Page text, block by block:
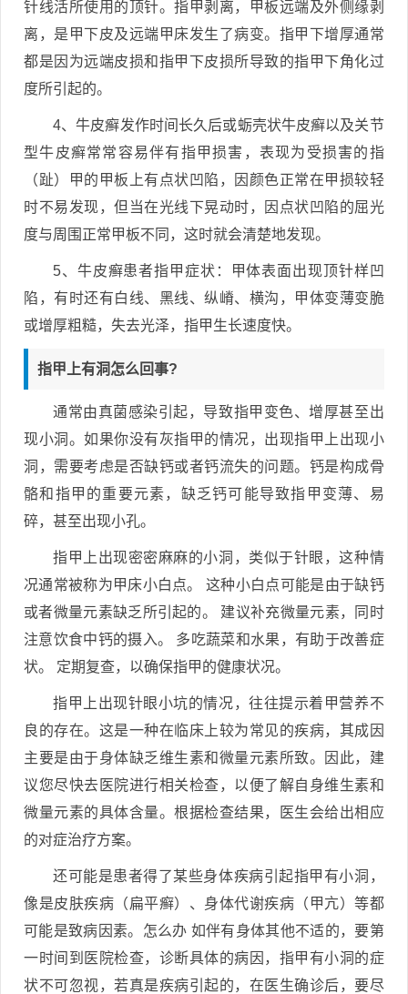
针线活所使用的顶针。指甲剥离，甲板远端及外侧缘剥
离，是甲下皮及远端甲床发生了病变。指甲下增厚通常
都是因为远端皮损和指甲下皮损所导致的指甲下角化过
度所引起的。
4、牛皮癣发作时间长久后或蛎壳状牛皮癣以及关节
型牛皮癣常常容易伴有指甲损害，表现为受损害的指
（趾）甲的甲板上有点状凹陷，因颜色正常在甲损较轻
时不易发现，但当在光线下晃动时，因点状凹陷的屈光
度与周围正常甲板不同，这时就会清楚地发现。
5、牛皮癣患者指甲症状：甲体表面出现顶针样凹
陷，有时还有白线、黑线、纵嵴、横沟，甲体变薄变脆
或增厚粗糙，失去光泽，指甲生长速度快。
指甲上有洞怎么回事?
通常由真菌感染引起，导致指甲变色、增厚甚至出
现小洞。如果你没有灰指甲的情况，出现指甲上出现小
洞，需要考虑是否缺钙或者钙流失的问题。钙是构成骨
骼和指甲的重要元素，缺乏钙可能导致指甲变薄、易
碎，甚至出现小孔。
指甲上出现密密麻麻的小洞，类似于针眼，这种情
况通常被称为甲床小白点。 这种小白点可能是由于缺钙
或者微量元素缺乏所引起的。 建议补充微量元素，同时
注意饮食中钙的摄入。 多吃蔬菜和水果，有助于改善症
状。 定期复查，以确保指甲的健康状况。
指甲上出现针眼小坑的情况，往往提示着甲营养不
良的存在。这是一种在临床上较为常见的疾病，其成因
主要是由于身体缺乏维生素和微量元素所致。因此，建
议您尽快去医院进行相关检查，以便了解自身维生素和
微量元素的具体含量。根据检查结果，医生会给出相应
的对症治疗方案。
还可能是患者得了某些身体疾病引起指甲有小洞，
像是皮肤疾病（扁平癣）、身体代谢疾病（甲亢）等都
可能是致病因素。怎么办 如伴有身体其他不适的，要第
一时间到医院检查，诊断具体的病因，指甲有小洞的症
状不可忽视，若真是疾病引起的，在医生确诊后，要尽